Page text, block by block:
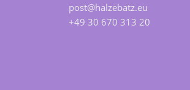
post@halzebatz.eu
+49 30 670 313 20